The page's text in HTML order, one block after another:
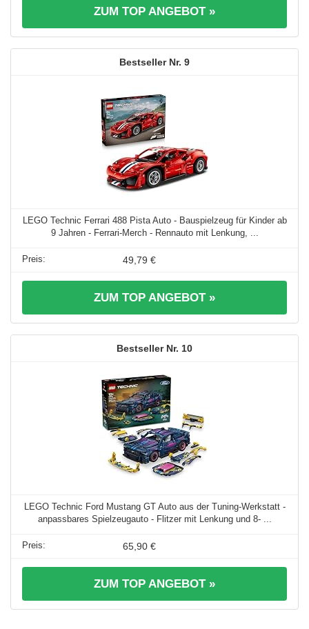
ZUM TOP ANGEBOT »
9
LEGO Technic Ferrari 488 Pista Auto - Bauspielzeug für Kinder ab
9 Jahren - Ferrari-Merch - Rennauto mit Lenkung, ...
49,79 €
ZUM TOP ANGEBOT »
10
LEGO Technic Ford Mustang GT Auto aus der Tuning-Werkstatt -
anpassbares Spielzeugauto - Flitzer mit Lenkung und 8- ...
65,90 €
ZUM TOP ANGEBOT »